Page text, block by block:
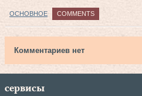
ОСНОВНОЕ COMMENTS
Комментариев нет
сервисы